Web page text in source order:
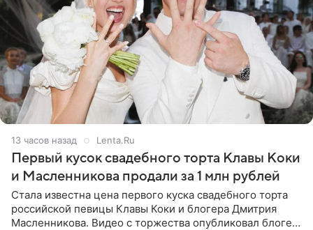
13 часов назад Lenta.Ru
Первый кусок свадебного торта Клавы Коки
и Масленникова продали за 1 млн рублей
Стала известна цена первого куска свадебного торта
российской певицы Клавы Коки и блогера Дмитрия
Масленникова. Видео с торжества опубликовал блогер